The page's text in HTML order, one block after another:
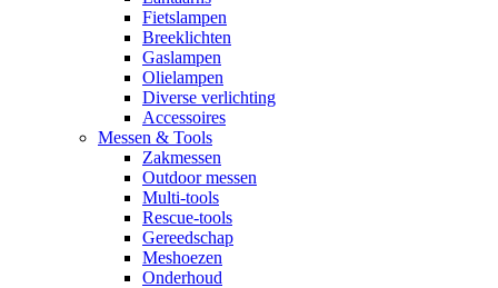
Fietslampen
Breeklichten
Gaslampen
Olielampen
Diverse verlichting
Accessoires
Messen & Tools
Zakmessen
Outdoor messen
Multi-tools
Rescue-tools
Gereedschap
Meshoezen
Onderhoud